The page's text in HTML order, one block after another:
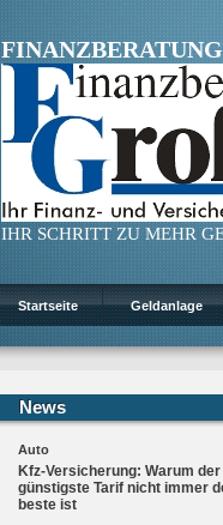
IHR SCHRITT ZU MEHR
Startseite Geldanlage
News
News
Auto
Kfz-Versicherung: Warum der
günstigste Tarif nicht immer
beste ist